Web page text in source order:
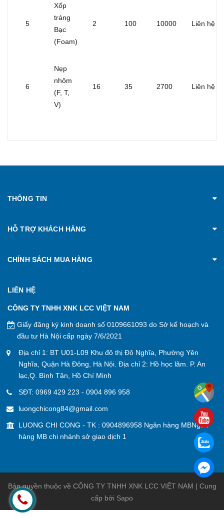
5
Xốp
tráng
Bạc
(Foam)
2 100 10000 Liên hệ
6
Nẹp
nhôm
(F, T,
V)
16 35 2700 Liên hệ
THÔNG TIN
HỖ TRỢ KHÁCH HÀNG
CHÍNH SÁCH MUA HÀNG
LIÊN HỆ
CÔNG TY TNHH XNK LCC VIỆT NAM
Giấy đăng ký kinh doanh số 0109661093 do Sở kế hoạch và
đầu tư Hà Nội cấp ngày 7/6/2021
Địa chỉ 1: BT U01-L09 Khu đô thị Đô Nghĩa, Phường Yên
Nghĩa, Quận Hà Đông, Hà Nội. Địa chỉ 2: Hồ học lãm. P. An
lạc,Q. Bình Tân, Hồ Chí Minh
SĐT: 0969 429 223 - 0904 896 958
luongchicong84@gmail.com
LUONG CHI CONG - TK : 0904896958 Ngân hàng MBNgân
hàng MB chi nhánh sở giao dịch 1
Bản quyền thuộc về CÔNG TY TNHH XNK LCC VIỆT NAM | Cung
cấp bởi Sapo